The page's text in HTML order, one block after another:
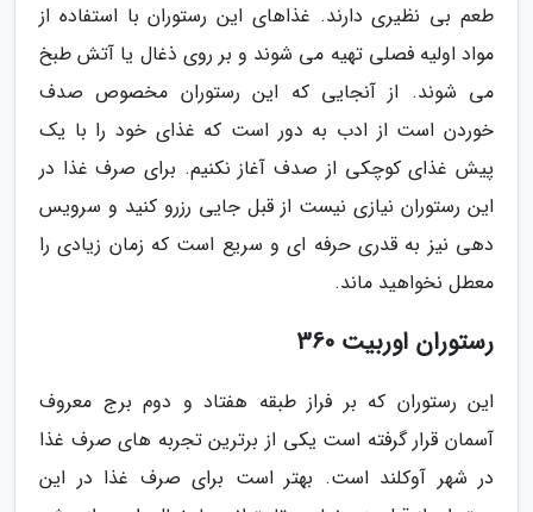
طعم بی نظیری دارند. غذاهای این رستوران با استفاده از
مواد اولیه فصلی تهیه می شوند و بر روی ذغال یا آتش طبخ
می شوند. از آنجایی که این رستوران مخصوص صدف
خوردن است از ادب به دور است که غذای خود را با یک
پیش غذای کوچکی از صدف آغاز نکنیم. برای صرف غذا در
این رستوران نیازی نیست از قبل جایی رزرو کنید و سرویس
دهی نیز به قدری حرفه ای و سریع است که زمان زیادی را
معطل نخواهید ماند.
رستوران اوربیت 360
این رستوران که بر فراز طبقه هفتاد و دوم برج معروف
آسمان قرار گرفته است یکی از برترین تجربه های صرف غذا
در شهر آوکلند است. بهتر است برای صرف غذا در این